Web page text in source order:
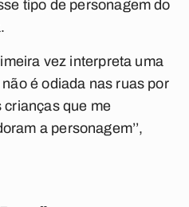
tipo de personagem do
vez interpreta uma
é odiada nas ruas por
crianças que me
a personagem’’,